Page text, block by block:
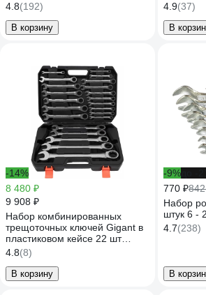
4.8(192)
В корзину
4.9(37)
В
-14%
8 480 ₽
9 908 ₽
Набор комбинированных
трещоточных ключей Gigant в
пластиковом кейсе 22 шт
GKRC-22
4.8(8)
В корзину
-9%
770 ₽
Набор
штук 6 -
4.7(238)
В